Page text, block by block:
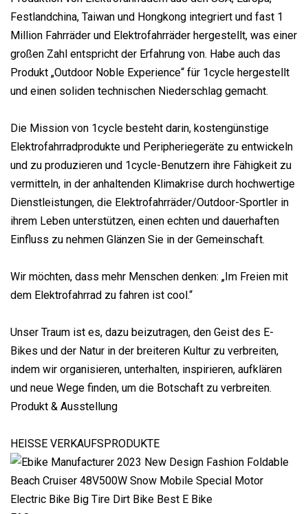
Festlandchina, Taiwan und Hongkong integriert und fast 1
Million Fahrräder und Elektrofahrräder hergestellt, was einer
großen Zahl entspricht der Erfahrung von. Habe auch das
Produkt „Outdoor Noble Experience“ für 1cycle hergestellt
und einen soliden technischen Niederschlag gemacht.
Die Mission von 1cycle besteht darin, kostengünstige
Elektrofahrradprodukte und Peripheriegeräte zu entwickeln
und zu produzieren und 1cycle-Benutzern ihre Fähigkeit zu
vermitteln, in der anhaltenden Klimakrise durch hochwertige
Dienstleistungen, die Elektrofahrräder/Outdoor-Sportler in
ihrem Leben unterstützen, einen echten und dauerhaften
Einfluss zu nehmen Glänzen Sie in der Gemeinschaft.
Wir möchten, dass mehr Menschen denken: „Im Freien mit
dem Elektrofahrrad zu fahren ist cool.“
Unser Traum ist es, dazu beizutragen, den Geist des E-
Bikes und der Natur in der breiteren Kultur zu verbreiten,
indem wir organisieren, unterhalten, inspirieren, aufklären
und neue Wege finden, um die Botschaft zu verbreiten.
Produkt & Ausstellung
HEISSE VERKAUFSPRODUKTE